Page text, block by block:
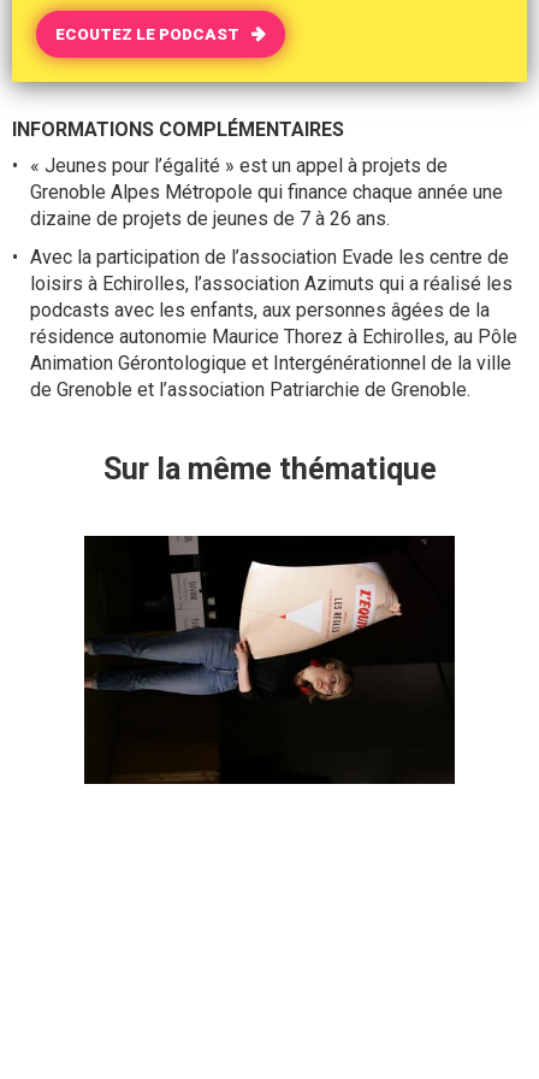
ECOUTEZ LE PODCAST
INFORMATIONS COMPLÉMENTAIRES
« Jeunes pour l’égalité » est un appel à projets de
Grenoble Alpes Métropole qui finance chaque année une
dizaine de projets de jeunes de 7 à 26 ans.
Avec la participation de l’association Evade les centre de
loisirs à Echirolles, l’association Azimuts qui a réalisé les
podcasts avec les enfants, aux personnes âgées de la
résidence autonomie Maurice Thorez à Echirolles, au Pôle
Animation Gérontologique et Intergénérationnel de la ville
de Grenoble et l’association Patriarchie de Grenoble.
Sur la même thématique